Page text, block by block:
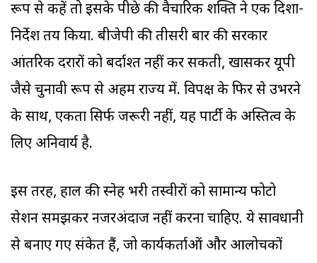
रूप से कहें तो इसके पीछे की वैचारिक शक्ति ने एक दिशा-
निर्देश तय किया. बीजेपी की तीसरी बार की सरकार
आंतरिक दरारों को बर्दाश्त नहीं कर सकती, खासकर यूपी
जैसे चुनावी रूप से अहम राज्य में. विपक्ष के फिर से उभरने
के साथ, एकता सिर्फ जरूरी नहीं, यह पार्टी के अस्तित्व के
लिए अनिवार्य है.
इस तरह, हाल की स्नेह भरी तस्वीरों को सामान्य फोटो
सेशन समझकर नजरअंदाज नहीं करना चाहिए. ये सावधानी
से बनाए गए संकेत हैं, जो कार्यकर्ताओं और आलोचकों